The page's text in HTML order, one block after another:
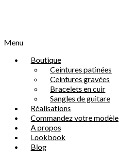
Menu
Boutique
Ceintures patinées
Ceintures gravées
Bracelets en cuir
Sangles de guitare
Réalisations
Commandez votre modèle
A propos
Lookbook
Blog